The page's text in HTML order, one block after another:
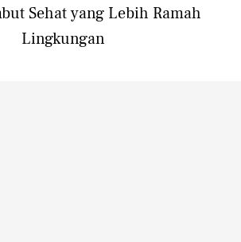
Sehat yang Lebih Ramah
Lingkungan